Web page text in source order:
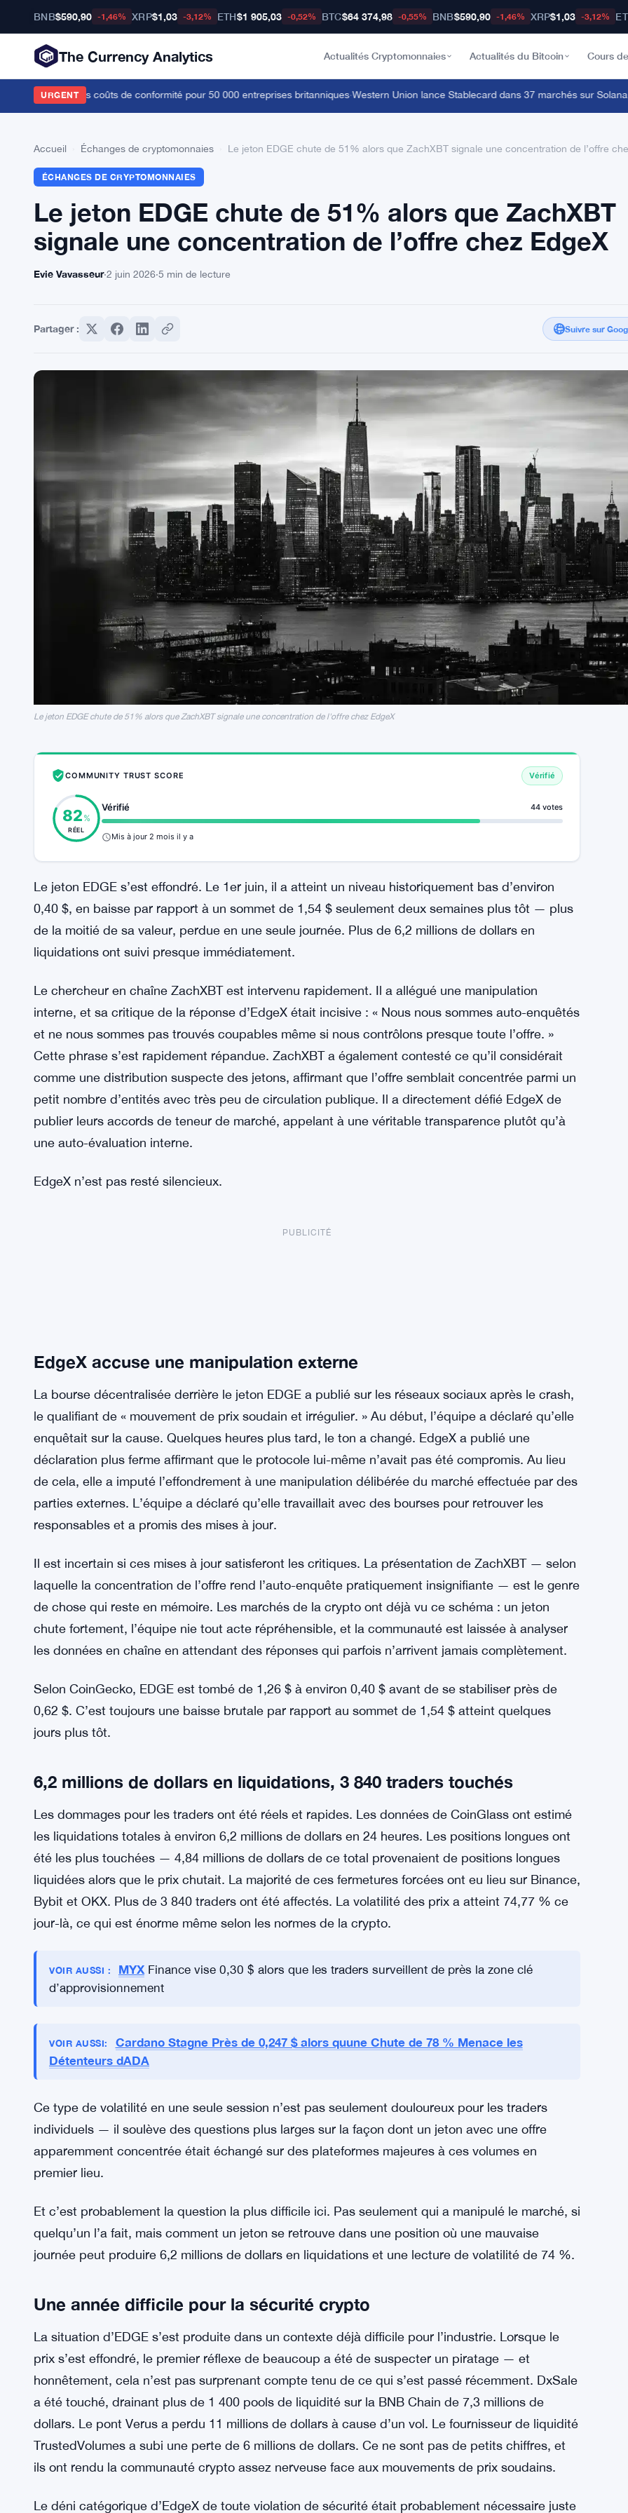
BNB$590,90 -1,46% XRP$1,03 -3,12% ETH$1 905,03 -0,52% BTC$64 374,98 -0,55% BNB$590,90 -1,46% XRP$1,03 -3,12%
The Currency Analytics Actualités Cryptomonnaies Actualités du Bitcoin Cours
URGENT
réduisant les coûts de conformité pour 50 000 entreprises britanniques·Western Union lance Stablecard dans 37 marchés sur Solana et
Accueil Échanges de cryptomonnaies Le jeton EDGE chute de 51% alors que ZachXBT signale une concentration de l’offre
ÉCHANGES DE CRYPTOMONNAIES
Le jeton EDGE chute de 51% alors que ZachXBT
signale une concentration de l’offre chez EdgeX
Evie Vavasseur·2 juin 2026·5 min de lecture
Partager : Suivre sur
Le jeton EDGE chute de 51% alors que ZachXBT signale une concentration de l'offre chez EdgeX
COMMUNITY TRUST SCORE Vérifié
82 %
RÉEL
Vérifié 44 votes
Mis à jour 2 mois il y a
Le jeton EDGE s’est effondré. Le 1er juin, il a atteint un niveau historiquement bas d’environ
0,40 $, en baisse par rapport à un sommet de 1,54 $ seulement deux semaines plus tôt — plus
de la moitié de sa valeur, perdue en une seule journée. Plus de 6,2 millions de dollars en
liquidations ont suivi presque immédiatement.
Le chercheur en chaîne ZachXBT est intervenu rapidement. Il a allégué une manipulation
interne, et sa critique de la réponse d’EdgeX était incisive : « Nous nous sommes auto-enquêtés
et ne nous sommes pas trouvés coupables même si nous contrôlons presque toute l’offre. »
Cette phrase s’est rapidement répandue. ZachXBT a également contesté ce qu’il considérait
comme une distribution suspecte des jetons, affirmant que l’offre semblait concentrée parmi un
petit nombre d’entités avec très peu de circulation publique. Il a directement défié EdgeX de
publier leurs accords de teneur de marché, appelant à une véritable transparence plutôt qu’à
une auto-évaluation interne.
EdgeX n’est pas resté silencieux.
PUBLICITÉ
EdgeX accuse une manipulation externe
le qualifiant de « mouvement de prix soudain et irrégulier. » Au début, l’équipe a déclaré qu’elle
enquêtait sur la cause. Quelques heures plus tard, le ton a changé. EdgeX a publié une
déclaration plus ferme affirmant que le protocole lui-même n’avait pas été compromis. Au lieu
de cela, elle a imputé l’effondrement à une manipulation délibérée du marché effectuée par des
parties externes. L’équipe a déclaré qu’elle travaillait avec des bourses pour retrouver les
Il est incertain si ces mises à jour satisferont les critiques. La présentation de ZachXBT — selon
laquelle la concentration de l’offre rend l’auto-enquête pratiquement insignifiante — est le genre
chute fortement, l’équipe nie tout acte répréhensible, et la communauté est laissée à analyser
Selon CoinGecko, EDGE est tombé de 1,26 $ à environ 0,40 $ avant de se stabiliser près de
0,62 $. C’est toujours une baisse brutale par rapport au sommet de 1,54 $ atteint quelques
jours plus tôt.
6,2 millions de dollars en liquidations, 3 840 traders touchés
Les dommages pour les traders ont été réels et rapides. Les données de CoinGlass ont estimé
les liquidations totales à environ 6,2 millions de dollars en 24 heures. Les positions longues ont
été les plus touchées — 4,84 millions de dollars de ce total provenaient de positions longues
liquidées alors que le prix chutait. La majorité de ces fermetures forcées ont eu lieu sur Binance,
Bybit et OKX. Plus de 3 840 traders ont été affectés. La volatilité des prix a atteint 74,77 % ce
jour-là, ce qui est énorme même selon les normes de la crypto.
Finance vise 0,30 $ alors que les traders surveillent de près la zone clé
d’approvisionnement
Détenteurs dADA
Ce type de volatilité en une seule session n’est pas seulement douloureux pour les traders
apparemment concentrée était échangé sur des plateformes majeures à ces volumes en
Et c’est probablement la question la plus difficile ici. Pas seulement qui a manipulé le marché, si
quelqu’un l’a fait, mais comment un jeton se retrouve dans une position où une mauvaise
journée peut produire 6,2 millions de dollars en liquidations et une lecture de volatilité de 74 %.
Une année difficile pour la sécurité crypto
prix s’est effondré, le premier réflexe de beaucoup a été de suspecter un piratage — et